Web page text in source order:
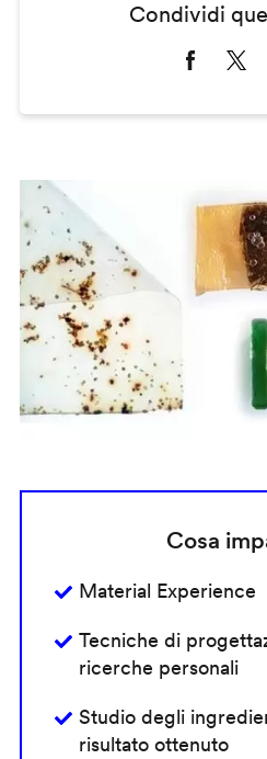
Condividi
Cosa
Material Experience
Tecniche di
ricerche personali
Studio degli
risultato ottenuto